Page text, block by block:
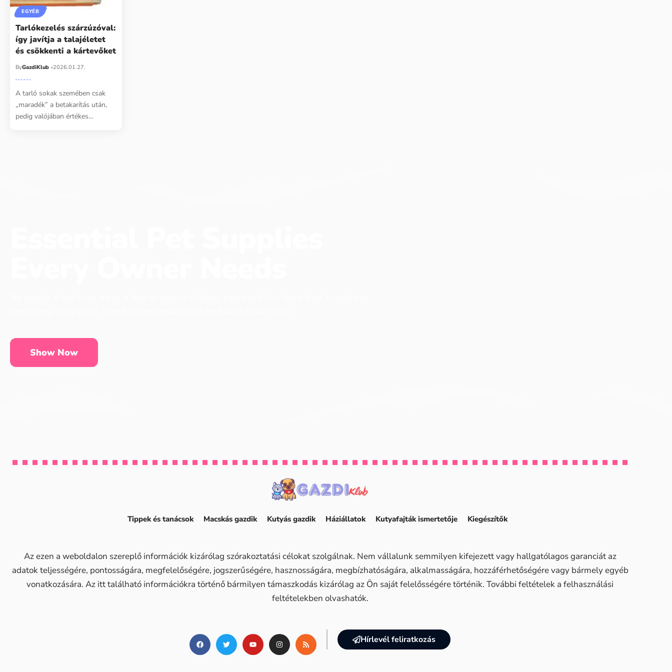
EGYÉB
Tarlókezelés szárzúzóval:
így javítja a talajéletet
és csökkenti a kártevőket
ByGazdiKlub 2026.01.27.
A tarló sokak szemében csak
„maradék” a betakarítás után,
pedig valójában értékes…
Show Now
Tippek és tanácsok Macskás gazdik Kutyás gazdik Háziállatok Kutyafajták ismertetője Kiegészítők
Az ezen a weboldalon szereplő információk kizárólag szórakoztatási célokat szolgálnak. Nem vállalunk semmilyen kifejezett vagy hallgatólagos garanciát az
adatok teljességére, pontosságára, megfelelőségére, jogszerűségére, hasznosságára, megbízhatóságára, alkalmasságára, hozzáférhetőségére vagy bármely egyéb
vonatkozására. Az itt található információkra történő bármilyen támaszkodás kizárólag az Ön saját felelősségére történik. További feltételek a felhasználási
feltételekben olvashatók.
Hírlevél feliratkozás